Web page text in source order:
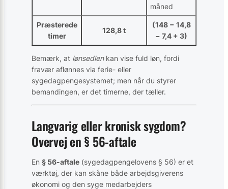
måned
Præsterede
timer
128,8 t
(148 − 14,8
− 7,4 + 3)
Bemærk, at lønsedlenkan vise fuld løn, fordi
fravær aflønnes via ferie- eller
sygedagpengesystemet; men når du styrer
bemandingen, er det timerne, der tæller.
Langvarig eller kronisk sygdom?
Overvej en § 56-aftale
En § 56-aftale (sygedagpengelovens § 56) er et
værktøj, der kan skåne både arbejdsgiverens
økonomi og den syge medarbejders